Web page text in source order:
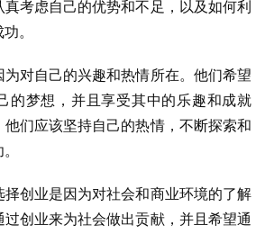
考虑自己的优势和不足，以及如何利
。
对自己的兴趣和热情所在。他们希望
的梦想，并且享受其中的乐趣和成就
们应该坚持自己的热情，不断探索和
择创业是因为对社会和商业环境的了解
创业来为社会做出贡献，并且希望通